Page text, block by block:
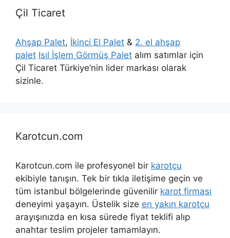
Çil Ticaret
Ahşap Palet, İkinci El Palet & 2. el ahşap
palet Isıl İşlem Görmüş Palet alım satımlar için
Çil Ticaret Türkiye’nin lider markası olarak
sizinle.
Karotcun.com
Karotcun.com ile profesyonel bir karotçu
ekibiyle tanışın. Tek bir tıkla iletişime geçin ve
tüm istanbul bölgelerinde güvenilir karot firması
deneyimi yaşayın. Üstelik size en yakın karotçu
arayışınızda en kısa sürede fiyat teklifi alıp
anahtar teslim projeler tamamlayın.